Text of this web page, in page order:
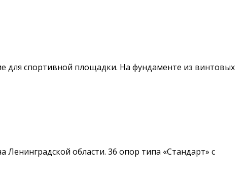
для спортивной площадки. На фундаменте из винтовых
области. 36 опор типа «Стандарт» с